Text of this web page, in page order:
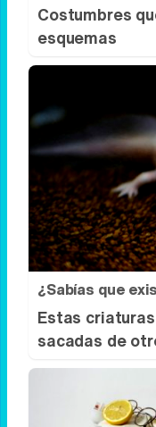
¿De verdad
Costumbres
esquemas